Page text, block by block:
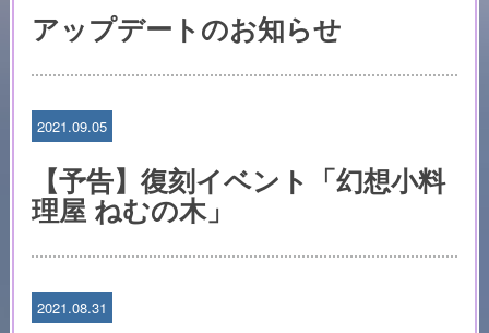
アップデートのお知らせ
2021.09.05
【予告】復刻イベント「幻想小料
理屋 ねむの木」
2021.08.31